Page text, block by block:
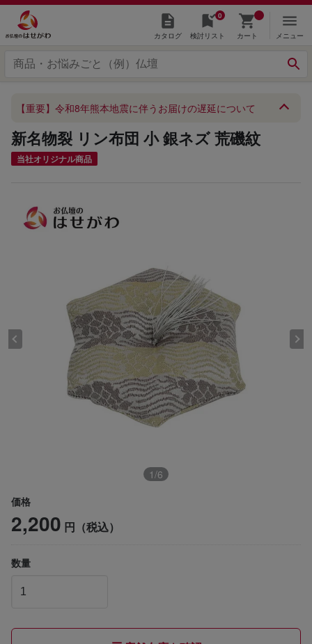
カタログ
0
検討リスト カート メニュー
【重要】令和8年熊本地震に伴うお届けの遅延について
新名物裂 リン布団 小 銀ネズ 荒磯紋
当社オリジナル商品
1/6
価格
2,200 円（税込）
数量